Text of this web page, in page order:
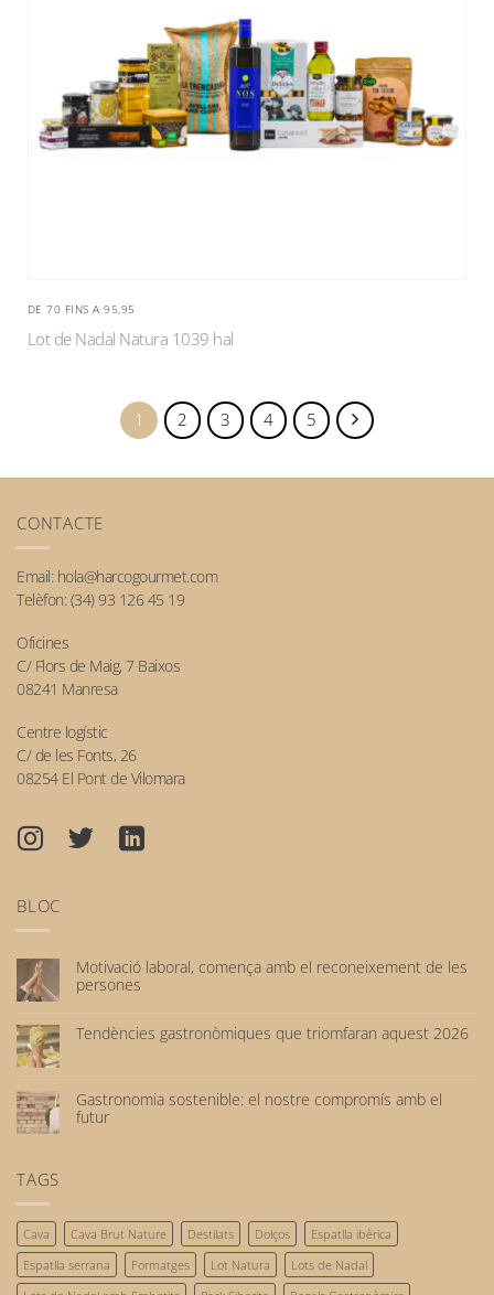
DE 70 FINS A 95,95
Lot de Nadal Natura 1039 hal
1 2 3 4 5
CONTACTE
Email: hola@harcogourmet.com
Telèfon: (34) 93 126 45 19
Oficines
C/ Flors de Maig, 7 Baixos
08241 Manresa
Centre logístic
C/ de les Fonts, 26
08254 El Pont de Vilomara
BLOC
Motivació laboral, comença amb el reconeixement de les
persones
hi
ha
Motivació
laboral,
comença
les
persones
Tendències gastronòmiques que triomfaran aquest 2026
ha
comentaris
a
2026
Gastronomia sostenible: el nostre compromís amb el
futur
Gastronomia
sostenible:
el
nostre
TAGS
Cava Cava Brut Nature Destilats Dolços
Espatlla ibèrica
Espatlla serrana
Formatges Lot Natura
Lots de Nadal